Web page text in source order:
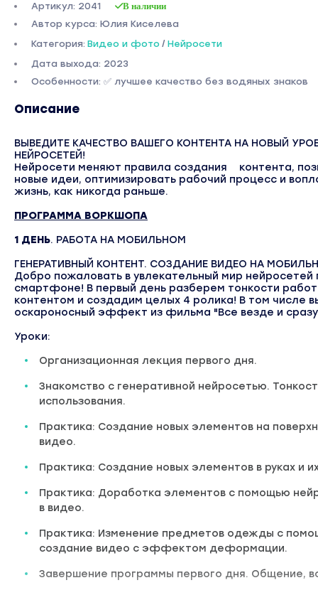
Артикул: 2041 В наличии
Автор курса: Юлия Киселева
Категория: Видео и фото / Нейросети
Дата выхода: 2023
Особенности: ✅ лучшее качество без водяных знаков
Описание
ВЫВЕДИТЕ КАЧЕСТВО ВАШЕГО КОНТЕНТА НА НОВЫЙ
НЕЙРОСЕТЕЙ!
Нейросети меняют правила создания
контента,
новые идеи, оптимизировать рабочий процесс и
жизнь, как никогда раньше.
ПРОГРАММА ВОРКШОПА
1 ДЕНЬ. РАБОТА НА МОБИЛЬНОМ
ГЕНЕРАТИВНЫЙ КОНТЕНТ. СОЗДАНИЕ ВИДЕО НА
Добро пожаловать в увлекательный мир
смартфоне! В первый день разберем тонкости
контентом и создадим целых 4 ролика! В том числе
оскароносный эффект из фильма "Все везде и
Уроки:
Организационная лекция первого дня.
Знакомство с генеративной нейросетью.
использования.
Практика: Создание новых элементов на
видео.
Практика: Создание новых элементов в руках и
Практика: Доработка элементов с помощью
в видео.
Практика: Изменение предметов одежды с
создание видео с эффектом деформации.
Завершение программы первого дня. Общение,